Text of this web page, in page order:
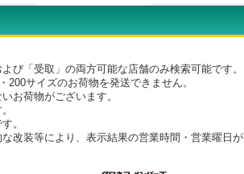
び「受取」の両方可能な店舗のみ検索可能です。
サイズのお荷物を発送できません。
荷物がございます。
。
改装等により、表示結果の営業時間・営業曜日が